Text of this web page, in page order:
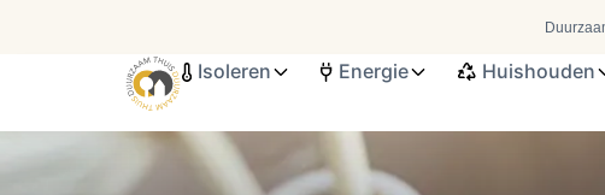
Isoleren Energie Huishouden